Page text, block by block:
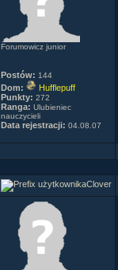
Forumowicz junior
Postów: 144
Dom:
Hufflepuff
Punkty: 272
Ranga: Ulubieniec
nauczycieli
Data rejestracji: 04.08.07
Clover